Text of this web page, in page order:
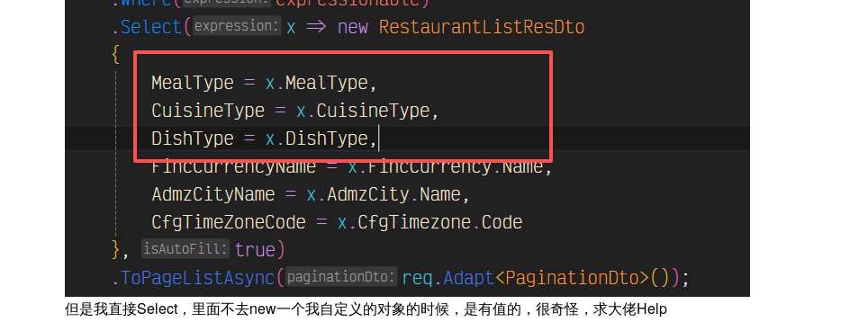
但是我直接Select，里面不去new一个我自定义的对象的时候，是有值的，很奇怪，求大佬Help